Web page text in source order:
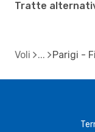
Tratte
Voli Parigi -